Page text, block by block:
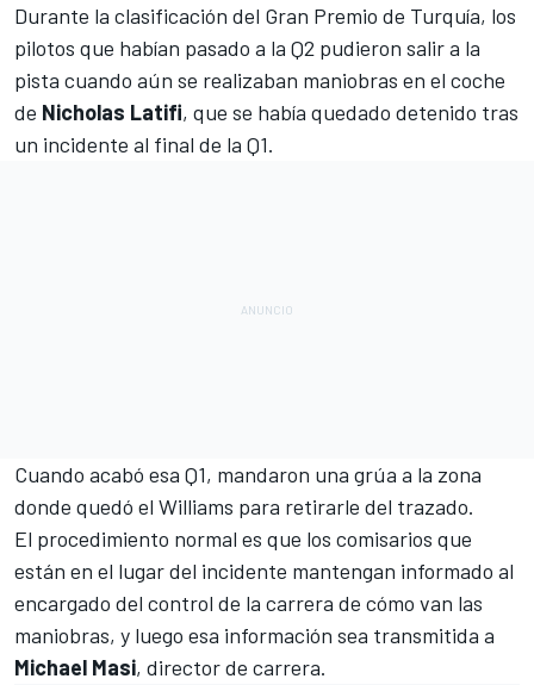
Durante la clasificación del Gran Premio de Turquía, los
pilotos que habían pasado a la Q2 pudieron salir a la
pista cuando aún se realizaban maniobras en el coche
de Nicholas Latifi, que se había quedado detenido tras
un incidente al final de la Q1.
Cuando acabó esa Q1, mandaron una grúa a la zona
donde quedó el Williams para retirarle del trazado.
El procedimiento normal es que los comisarios que
están en el lugar del incidente mantengan informado al
encargado del control de la carrera de cómo van las
maniobras, y luego esa información sea transmitida a
Michael Masi, director de carrera.